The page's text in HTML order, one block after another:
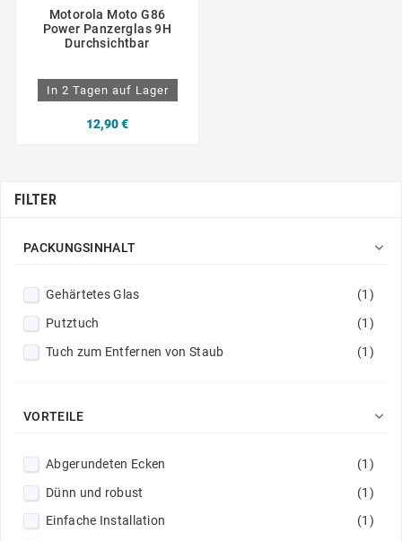
Motorola Moto G86
Power Panzerglas 9H
Durchsichtbar
In 2 Tagen auf Lager
12,90 €
FILTER
PACKUNGSINHALT 
Gehärtetes Glas
(1)
Putztuch
(1)
Tuch zum Entfernen von Staub
(1)
VORTEILE 
Abgerundeten Ecken
(1)
Dünn und robust
(1)
Einfache Installation
(1)